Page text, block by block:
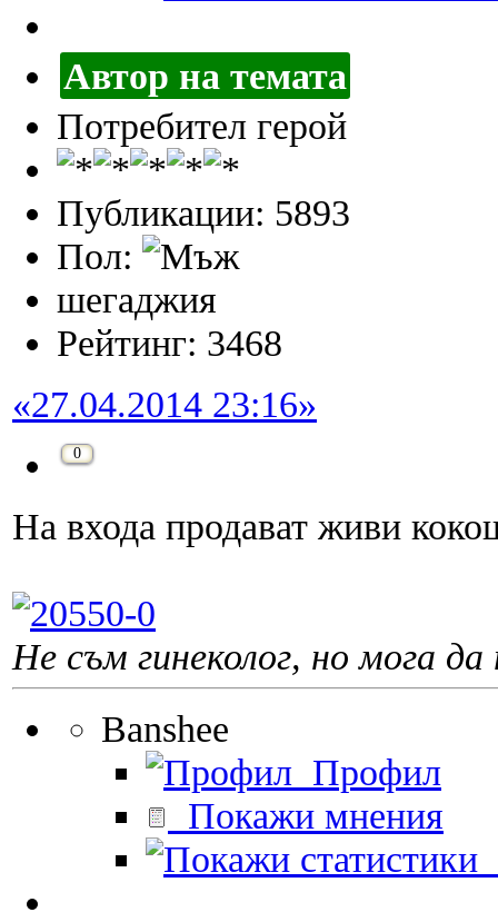
Автор на темата
Потребител герой
Публикации: 5893
Пол:
шегаджия
Рейтинг: 3468
«27.04.2014 23:16»
0
На входа продават живи
Не съм гинеколог, но мога да
Banshee
Профил
Покажи мнения